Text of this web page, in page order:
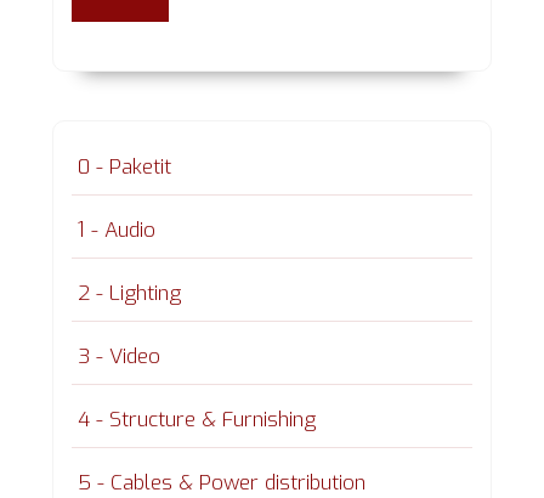
0 - Paketit
1 - Audio
2 - Lighting
3 - Video
4 - Structure & Furnishing
5 - Cables & Power distribution